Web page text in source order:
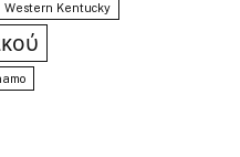
Western Kentucky